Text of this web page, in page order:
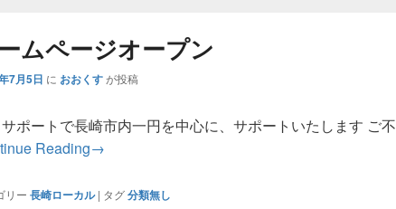
ムページオープン
7月5日 に おおくすが投稿
サポートで長崎市内一円を中心に、サポートいたします ご不
Readingホームページオープン
→
リー 長崎ローカル | タグ分類無し